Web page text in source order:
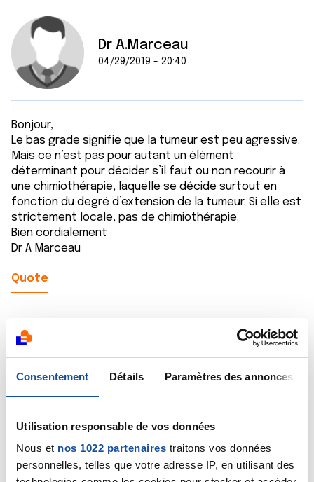
Consentement Détails Paramètres des annonces
Utilisation responsable de vos données
Nous et nos 1022 partenaires traitons vos données
personnelles, telles que votre adresse IP, en utilisant des
Dr A.Marceau
04/29/2019 - 20:40
Bonjour,
Le bas grade signifie que la tumeur est peu agressive.
Mais ce n’est pas pour autant un élément
déterminant pour décider s’il faut ou non recourir à
une chimiothérapie, laquelle se décide surtout en
fonction du degré d’extension de la tumeur. Si elle est
strictement locale, pas de chimiothérapie.
Bien cordialement
Dr A Marceau
Quote
Rachel29
05/02/2019 - 16:03
Bonjour, une tumeur(1cm) maligne du sein de bas
grade qui n'a pas pas atteint les ganglions axillaire est